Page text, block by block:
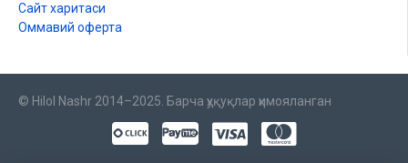
Сайт харитаси
Оммавий оферта
© Hilol Nashr 2014–2025. Барча ҳуқуқлар ҳимояланган